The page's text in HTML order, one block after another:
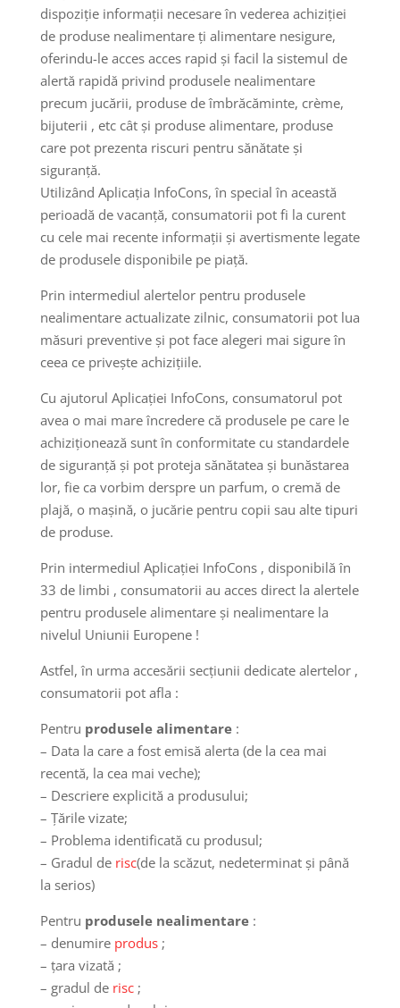
dispoziție informații necesare în vederea achiziției
de produse nealimentare ți alimentare nesigure,
oferindu-le acces acces rapid și facil la sistemul de
alertă rapidă privind produsele nealimentare
precum jucării, produse de îmbrăcăminte, crème,
bijuterii , etc cât și produse alimentare, produse
care pot prezenta riscuri pentru sănătate și
siguranță.
Utilizând Aplicația InfoCons, în special în această
perioadă de vacanță, consumatorii pot fi la curent
cu cele mai recente informații și avertismente legate
de produsele disponibile pe piață.
Prin intermediul alertelor pentru produsele
nealimentare actualizate zilnic, consumatorii pot lua
măsuri preventive și pot face alegeri mai sigure în
ceea ce privește achizițiile.
Cu ajutorul Aplicației InfoCons, consumatorul pot
avea o mai mare încredere că produsele pe care le
achiziționează sunt în conformitate cu standardele
de siguranță și pot proteja sănătatea și bunăstarea
lor, fie ca vorbim derspre un parfum, o cremă de
plajă, o mașină, o jucărie pentru copii sau alte tipuri
de produse.
Prin intermediul Aplicației InfoCons , disponibilă în
33 de limbi , consumatorii au acces direct la alertele
pentru produsele alimentare și nealimentare la
nivelul Uniunii Europene !
Astfel, în urma accesării secțiunii dedicate alertelor ,
consumatorii pot afla :
Pentru produsele alimentare:
– Data la care a fost emisă alerta (de la cea mai
recentă, la cea mai veche);
– Descriere explicită a produsului;
– Țările vizate;
– Problema identificată cu produsul;
– Gradul de risc(de la scăzut, nedeterminat și până
la serios)
Pentru produsele nealimentare:
– denumire produs;
– țara vizată ;
– gradul de risc;